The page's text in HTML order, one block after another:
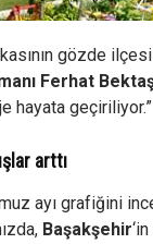
gözde ilçesi
Ferhat
hayata geçiriliyor.”
arttı
ayı grafiğini
Başakşehir